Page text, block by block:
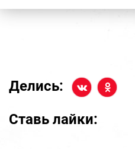
Делись:
Ставь лайки: